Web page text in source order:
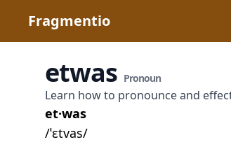
Fragmentio
etwas Pronoun
Learn how to pronounce and
et·was
/ˈɛtvas/